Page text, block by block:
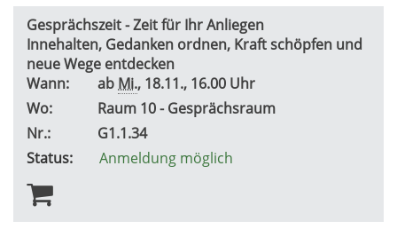
Gesprächszeit - Zeit für Ihr Anliegen
Innehalten, Gedanken ordnen, Kraft schöpfen und
neue Wege entdecken
Wann:
ab Mi., 18.11., 16.00 Uhr
Wo:
Raum 10 - Gesprächsraum
Nr.:
G1.1.34
Status:
Anmeldung möglich